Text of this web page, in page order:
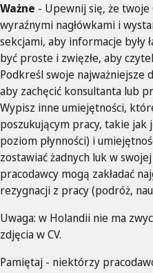
Ważne - Upewnij się, że twoje
wyraźnymi nagłówkami i
sekcjami, aby informacje były
być proste i zwięzłe, aby
Podkreśl swoje najważniejsze
aby zachęcić konsultanta lub
Wypisz inne umiejętności,
poszukującym pracy, takie
poziom płynności) i
zostawiać żadnych luk w
pracodawcy mogą zakładać
rezygnacji z pracy (podróż,
Uwaga: w Holandii nie ma
zdjęcia w CV.
Pamiętaj - niektórzy